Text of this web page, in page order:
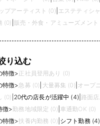
プアーティスト (0) エステティシ
(0) 販売・外食・アミューズメント
り込む
特徴>正社員登用あり (0)
特徴>急募 (0) 大量募集 (0) オープ
(0) 20代の店長が活躍中 (4) 路面
徴>勤務地域限定 (0) 車通勤OK (0)
特徴>扶養内勤務 (0) シフト勤務 (4)